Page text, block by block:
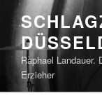
Zum
Inhalt
springen
Raphael Landauer.
Erzieher